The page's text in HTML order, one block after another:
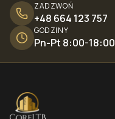
ZADZWOŃ
+48 664 123 757
GODZINY
Pn-Pt 8:00-18:00